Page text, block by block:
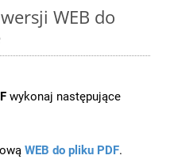
WEB do
wykonaj następujące
WEB do pliku PDF.